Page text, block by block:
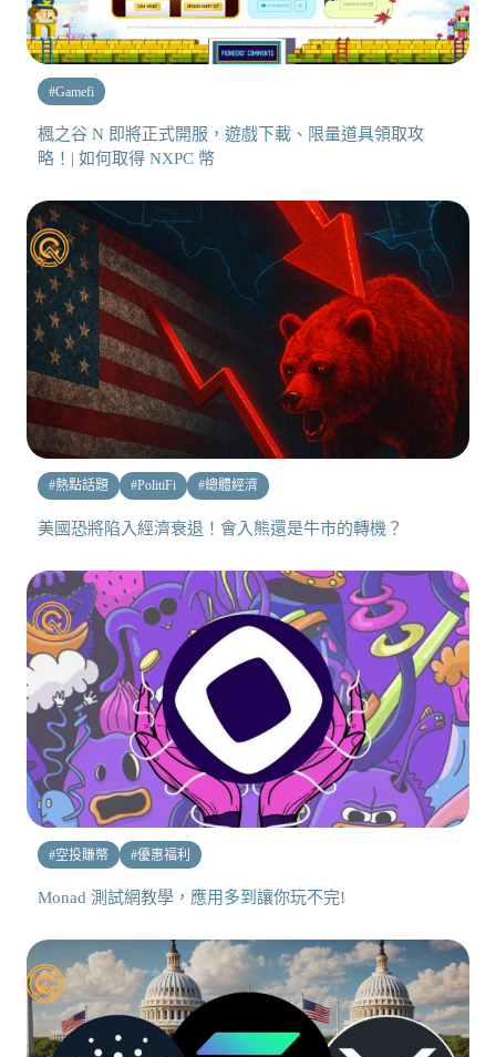
#Gamefi
楓之谷 N 即將正式開服，遊戲下載、限量道具領取攻
略！| 如何取得 NXPC 幣
#熱點話題 #PolitiFi #總體經濟
美國恐將陷入經濟衰退！會入熊還是牛市的轉機？
#空投賺幣 #優惠福利
Monad 測試網教學，應用多到讓你玩不完!